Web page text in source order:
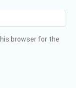
browser for the